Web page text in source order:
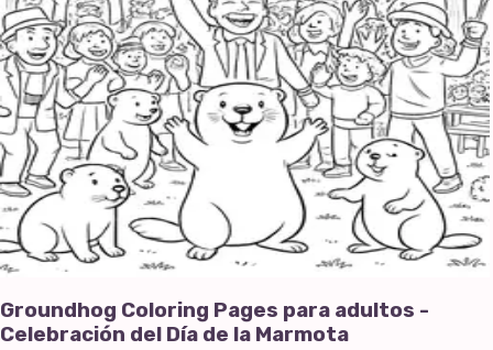
Groundhog Coloring Pages para adultos -
Celebración del Día de la Marmota